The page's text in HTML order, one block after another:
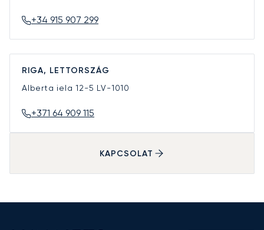
+34 915 907 299
RIGA, LETTORSZÁG
Alberta iela 12-5 LV-1010
+371 64 909 115
KAPCSOLAT